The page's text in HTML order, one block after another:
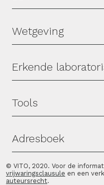
Wetgeving
Erkende
Tools
Adresboek
© VITO, 2020. Voor de
vrijwaringsclausule en een
auteursrecht.